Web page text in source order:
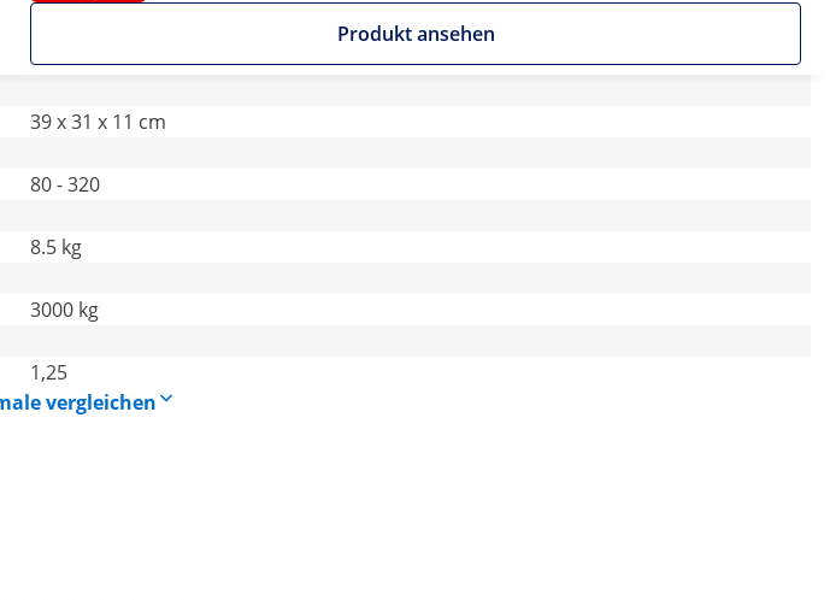
Produkt ansehen
39 x 31 x 11 cm
80 - 320
8.5 kg
3000 kg
1,25
vergleichen